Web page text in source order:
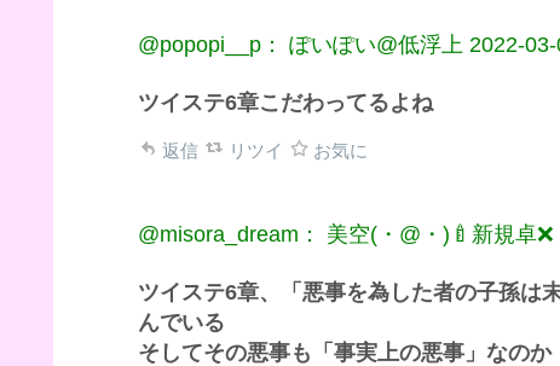
@popopi__p： ぽいぽい@低浮上 2022-
ツイステ6章こだわってるよね
返信 リツイ お気に
@misora_dream： 美空(・@・)🍼新規卓❌
ツイステ6章、「悪事を為した者の子孫は
んでいる
そしてその悪事も「事実上の悪事」なの